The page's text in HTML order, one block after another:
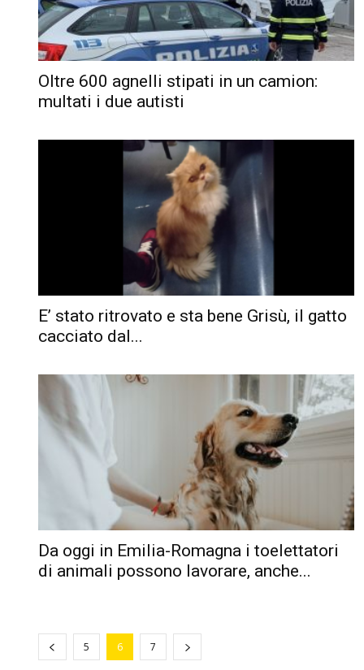
Oltre 600 agnelli stipati in un camion:
multati i due autisti
E’ stato ritrovato e sta bene Grisù, il gatto
cacciato dal...
Da oggi in Emilia-Romagna i toelettatori
di animali possono lavorare, anche...
5 6 7